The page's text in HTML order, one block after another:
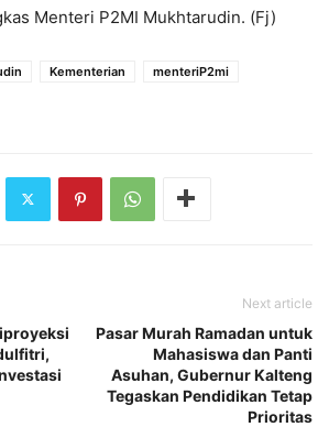
Menteri P2MI Mukhtarudin. (Fj)
Kementerian
menteriP2mi
Next article
Pasar Murah Ramadan untuk
Mahasiswa dan Panti
Asuhan, Gubernur Kalteng
Tegaskan Pendidikan Tetap
Prioritas